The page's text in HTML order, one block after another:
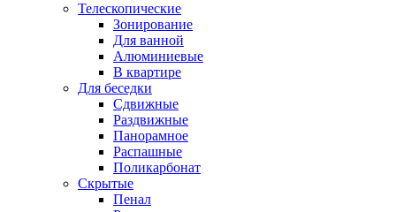
Телескопические
Зонирование
Для ванной
Алюминиевые
В квартире
Для беседки
Сдвижные
Раздвижные
Панорамное
Распашные
Поликарбонат
Скрытые
Пенал